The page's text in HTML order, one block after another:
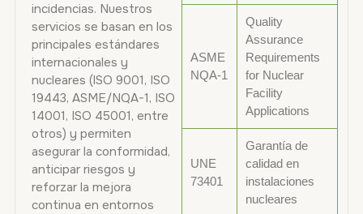
incidencias. Nuestros
servicios se basan en los
principales estándares
internacionales y
nucleares (ISO 9001, ISO
19443, ASME/NQA-1, ISO
14001, ISO 45001, entre
otros) y permiten
asegurar la conformidad,
anticipar riesgos y
reforzar la mejora
continua en entornos
ASME
NQA-1
Quality
Assurance
Requirements
for Nuclear
Facility
Applications
UNE
73401
Garantía de
calidad en
instalaciones
nucleares